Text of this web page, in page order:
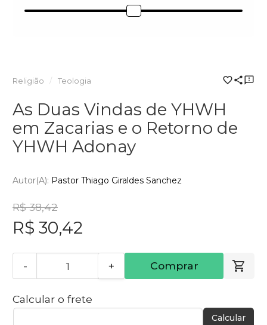
Religião Teologia
As Duas Vindas de YHWH
em Zacarias e o Retorno de
YHWH Adonay
Autor(a): Pastor Thiago Giraldes Sanchez
R$ 38,42
R$ 30,42
- + Comprar
Calcular o frete
Calcular